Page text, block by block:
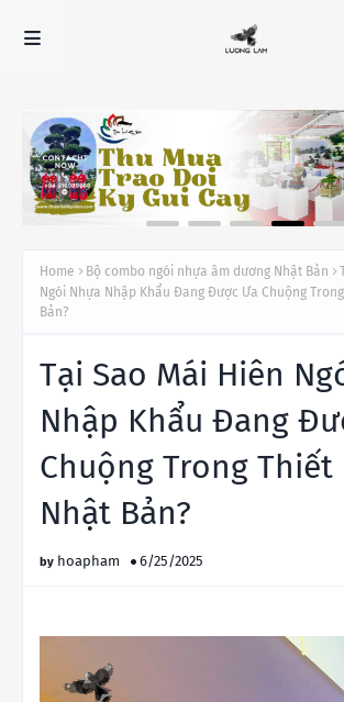
Home Bộ combo ngói nhựa âm dương Nhật Bản
Ngói Nhựa Nhập Khẩu Đang Được Ưa Chuộng
Bản?
Tại Sao Mái Hiên
Nhập Khẩu Đang
Chuộng Trong Thiết
Nhật Bản?
hoapham 6/25/2025